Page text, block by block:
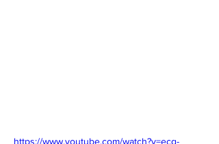
https://www.youtube.com/watch?v=ecg-